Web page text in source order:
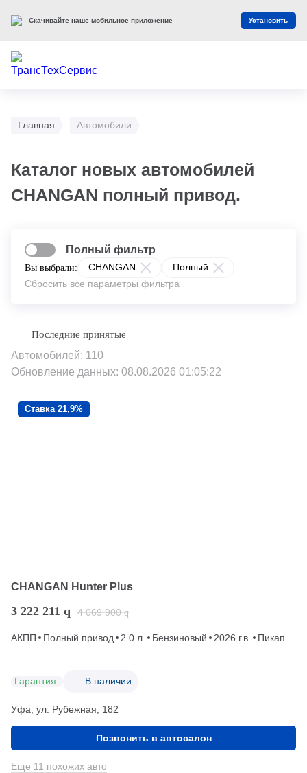
Главная Автомобили
Каталог новых автомобилей
CHANGAN полный привод.
Вы выбрали: CHANGAN
Полный
Сбросить все параметры фильтра
Полный фильтр
Автомобилей: 110
Обновление данных: 08.08.2026 01:05:22
Ставка 21,9%
CHANGAN Hunter Plus
3 222 211 q 4 069 900 q
АКПП Полный привод 2.0 л. Бензиновый 2026 г.в. Пикап
Гарантия В наличии
Уфа, ул. Рубежная, 182
Позвонить в автосалон
Еще 11 похожих авто
Скачивайте наше мобильное приложение Установить